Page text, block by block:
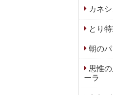
カネ
とり
朝の
思惟
ーラ